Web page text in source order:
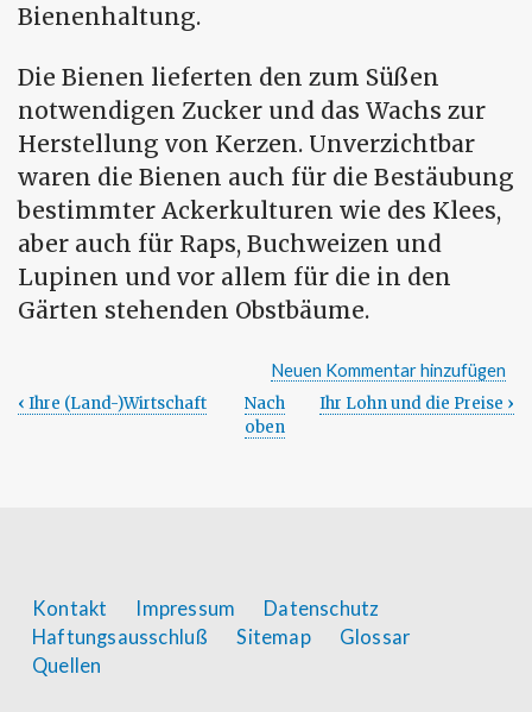
Bienenhaltung.
Die Bienen lieferten den zum Süßen
notwendigen Zucker und das Wachs zur
Herstellung von Kerzen. Unverzichtbar
waren die Bienen auch für die Bestäubung
bestimmter Ackerkulturen wie des Klees,
aber auch für Raps, Buchweizen und
Lupinen und vor allem für die in den
Gärten stehenden Obstbäume.
Neuen Kommentar hinzufügen
im
Buch
‹ Ihre (Land-)Wirtschaft
Nach
oben
Ihr Lohn und die Preise ›
Footer
menu
Kontakt Impressum
Datenschutz
Haftungsausschluß
Sitemap
Glossar
Quellen